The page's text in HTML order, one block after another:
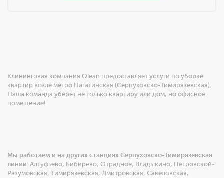
Клининговая компания Qlean предоставляет услуги по уборке
квартир возле метро Нагатинская (Серпуховско-Тимирязевская).
Наша команда уберет не только квартиру или дом, но офисное
помещение!
Мы работаем и на других станциях Серпуховско-Тимирязевская
линии: Алтуфьево, Бибирево, Отрадное, Владыкино, Петровской-
Разумовская, Тимирязевская, Дмитровская, Савёловская,